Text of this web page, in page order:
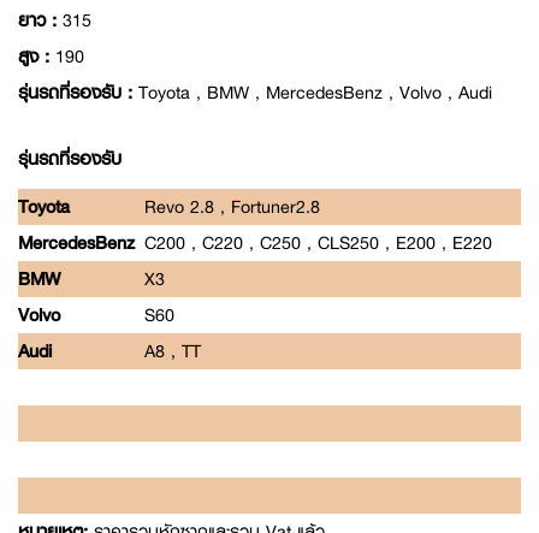
ยาว : 315
สูง : 190
รุ่นรถที่รองรับ : Toyota , BMW , MercedesBenz , Volvo , Audi
รุ่นรถที่รองรับ
Toyota
Revo 2.8 , Fortuner2.8
MercedesBenz C200 , C220 , C250 , CLS250 , E200 , E220
BMW
X3
Volvo
S60
Audi
A8 , TT